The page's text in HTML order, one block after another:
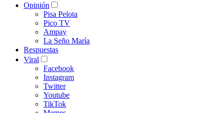
Opinión
Pisa Pelota
Pico TV
Ampay
La Seño María
Respuestas
Viral
Facebook
Instagram
Twitter
Youtube
TikTok